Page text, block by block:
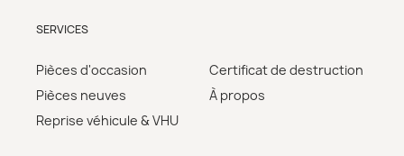
SERVICES
Pièces d'occasion
Pièces neuves
Reprise véhicule & VHU
Certificat de destruction
À propos